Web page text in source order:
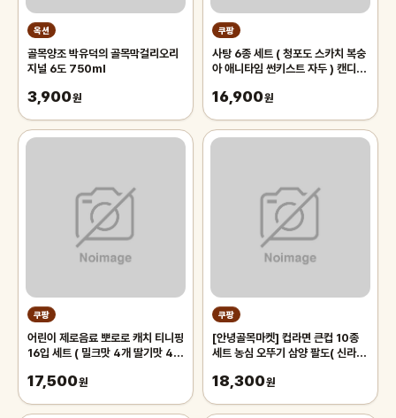
옥션
골목양조 박유덕의 골목막걸리오리
지널 6도 750ml
3,900원
쿠팡
사탕 6종 세트 ( 청포도 스카치 복숭
아 애니타임 썬키스트 자두 ) 캔디 모
16,900원
쿠팡
어린이 제로음료 뽀로로 캐치 티니핑
16입 세트 ( 밀크맛 4개 딸기맛 4개
) 4종 어린이 음료 세트, 16개,
17,500원
쿠팡
[안녕골목마켓] 컵라면 큰컵 10종
세트 농심 오뚜기 삼양 팔도( 신라면
면 해물왕컵 짬뽕 김치 우동 왕뚜껑 )
18,300원